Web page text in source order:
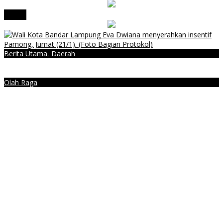
Berita Utama, Daerah
Olah Raga